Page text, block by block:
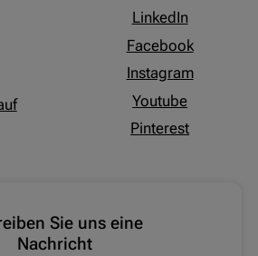
LinkedIn
Facebook
Instagram
Youtube
Pinterest
Sie uns eine
Nachricht